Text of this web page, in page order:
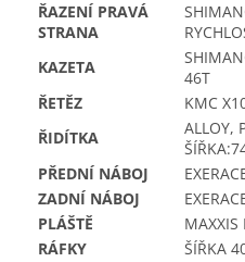
ŘAZENÍ PRAVÁ
STRANA
KAZETA
46T
ŘETĚZ
KMC
ŘIDÍTKA
ALLOY,
PŘEDNÍ NÁBOJ
ZADNÍ NÁBOJ
PLÁŠTĚ
MAXXIS
RÁFKY
ŠÍŘKA